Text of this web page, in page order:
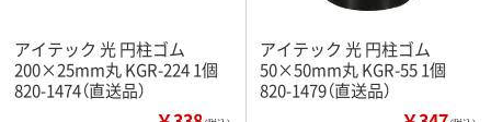
アイテック 光 円柱ゴム
200×25mm丸 KGR-224 1個
820-1474（直送品）
アイテック 光 円柱ゴム
50×50mm丸 KGR-55 1個
820-1479（直送品）